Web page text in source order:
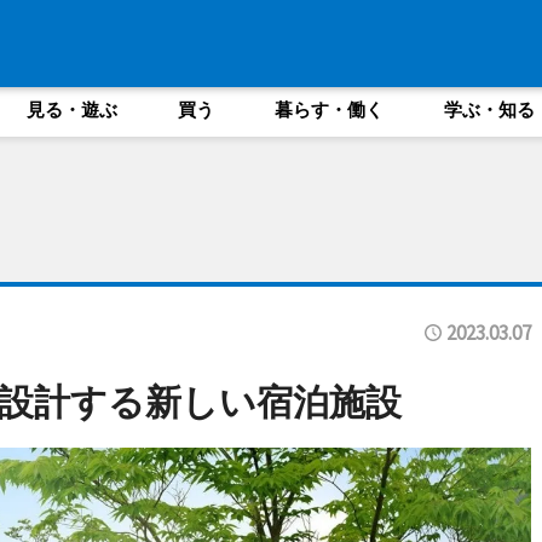
見る・遊ぶ 買う 暮らす・働く 学ぶ・知る
2023.03.07
計する新しい宿泊施設